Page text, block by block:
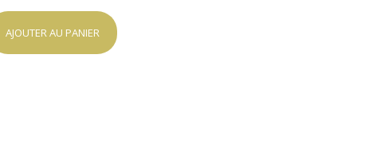
AJOUTER AU PANIER